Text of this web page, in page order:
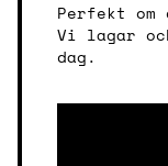
Perfekt
Vi lagar
dag.